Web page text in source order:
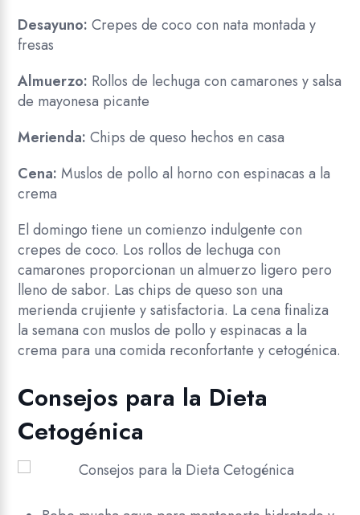
Desayuno: Crepes de coco con nata montada y
fresas
Almuerzo: Rollos de lechuga con camarones y salsa
de mayonesa picante
Merienda: Chips de queso hechos en casa
Cena: Muslos de pollo al horno con espinacas a la
crema
El domingo tiene un comienzo indulgente con
crepes de coco. Los rollos de lechuga con
camarones proporcionan un almuerzo ligero pero
lleno de sabor. Las chips de queso son una
merienda crujiente y satisfactoria. La cena finaliza
la semana con muslos de pollo y espinacas a la
crema para una comida reconfortante y cetogénica.
Consejos para la Dieta
Cetogénica